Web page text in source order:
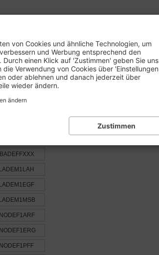
2.. 4.. 5.. 6..
von Cookies und ähnliche Technologien, um
und Werbung entsprechend den
einen Klick auf 'Zustimmen' geben Sie uns
Verwendung von Cookies über 'Einstellungen
oder ablehnen und danach jederzeit über
wieder ändern.
ändern
Zustimmen